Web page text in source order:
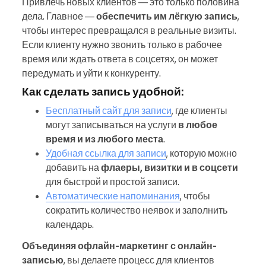
дела. Главное —обеспечить им лёгкую запись,
чтобы интерес превращался в реальные визиты.
Если клиенту нужно звонить только в рабочее
время или ждать ответа в соцсетях, он может
передумать и уйти к конкуренту.
Как сделать запись удобной:
Бесплатный сайт для записи, где клиенты
могут записываться на услуги в любое
время и из любого места.
Удобная ссылка для записи, которую можно
добавить на флаеры, визитки и в соцсети
для быстрой и простой записи.
Автоматические напоминания, чтобы
сократить количество неявок и заполнить
календарь.
Объединяя офлайн-маркетинг с онлайн-
записью, вы делаете процесс для клиентов